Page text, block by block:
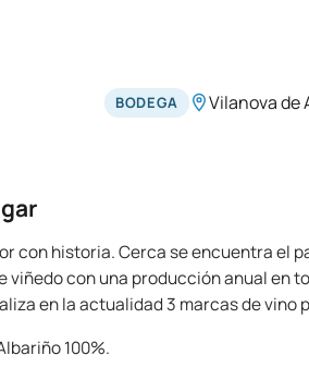
BODEGA Vilanova de
con historia. Cerca se encuentra el
viñedo con una producción anual en
en la actualidad 3 marcas de vino
100%.